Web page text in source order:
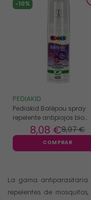
-10%
PEDIAKID
Pediakid Balépou spray
repelente antipiojos bio
100ml
8,97 €
8,08 €
COMPRAR
La gama
repelentes de